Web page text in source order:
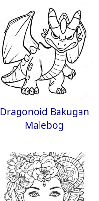
Dragonoid Bakugan
Malebog